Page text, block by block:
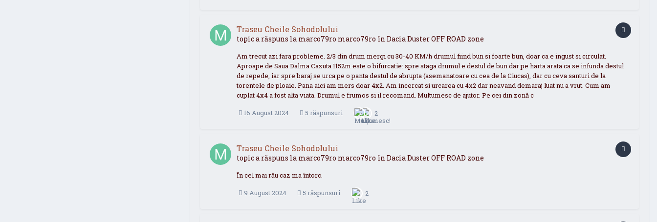
Traseu Cheile Sohodolului
topic a răspuns la marco79ro marco79ro în Dacia Duster OFF ROAD zone
Am trecut azi fara probleme. 2/3 din drum mergi cu 30-40 KM/h drumul fiind bun si foarte bun, doar ca e ingust si circulat.
Aproape de Saua Dalma Cazuta 1152m este o bifurcatie: spre staga drumul e destul de bun dar pe harta arata ca se infunda destul
de repede, iar spre baraj se urca pe o panta destul de abrupta (asemanatoare cu cea de la Ciucas), dar cu ceva santuri de la
torentele de ploaie. Pana aici am mers doar 4x2. Am incercat si urcarea cu 4x2 dar neavand demaraj luat nu a vrut. Cum am
cuplat 4x4 a fost alta viata. Drumul e frumos si il recomand. Multumesc de ajutor. Pe cei din zonă c
16 August 2024 5 răspunsuri 2
Traseu Cheile Sohodolului
topic a răspuns la marco79ro marco79ro în Dacia Duster OFF ROAD zone
În cel mai rău caz ma întorc.
9 August 2024 5 răspunsuri 2